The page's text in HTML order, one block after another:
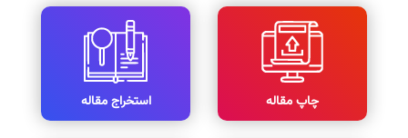
چاپ مقاله استخراج مقاله